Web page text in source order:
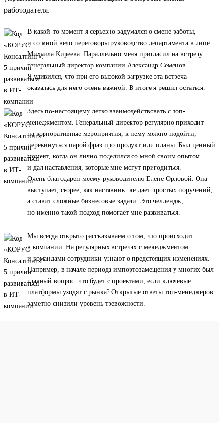
работодателя.
В какой-то момент я серьезно задумался о смене работы,
и со мной вело переговоры руководство департамента в лице
Михаила Киреева. Параллельно меня пригласил на встречу
генеральный директор компании Александр Семенов.
Я удивился, что при его высокой загрузке эта встреча
оказалась для него очень важной. В итоге я решил остаться.
Здесь по-настоящему легко взаимодействовать с топ-
менеджментом. Генеральный директор регулярно приходит
на корпоративные мероприятия, к нему можно подойти,
перекинуться парой фраз про продукт или планы. Был ценный
момент, когда он лично поделился со мной своим опытом
и дал наставления, которые мне могут пригодиться.
Очень благодарен моему руководителю Елене Орловой. Она
выступает, скорее, как наставник: не дает простых поручений,
а ставит сложные бизнесовые задачи. Это челлендж,
но именно такой подход помогает мне развиваться.
Мы всегда открыто рассказываем о том, что происходит
в компании. На регулярных встречах с менеджментом
и командами сотрудники узнают о предстоящих изменениях.
Например, в начале периода импортозамещения у многих был
главный вопрос: что будет с проектами, если ключевые
платформы уходят с рынка? Открытые ответы топ-менеджеров
заметно снизили уровень тревожности.